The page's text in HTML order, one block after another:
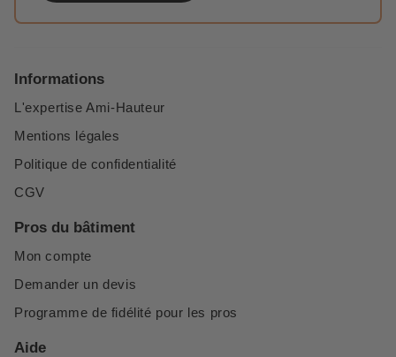
Informations
L'expertise Ami-Hauteur
Mentions légales
Politique de confidentialité
CGV
Pros du bâtiment
Mon compte
Demander un devis
Programme de fidélité pour les pros
Aide